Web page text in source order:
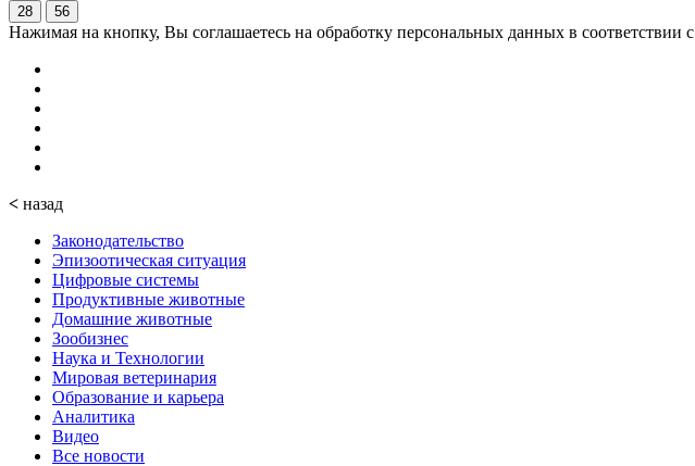
28 56
Нажимая на кнопку, Вы соглашаетесь на обработку персональных данных в соответствии с
< назад
Законодательство
Эпизоотическая ситуация
Цифровые системы
Продуктивные животные
Домашние животные
Зообизнес
Наука и Технологии
Мировая ветеринария
Образование и карьера
Аналитика
Видео
Все новости